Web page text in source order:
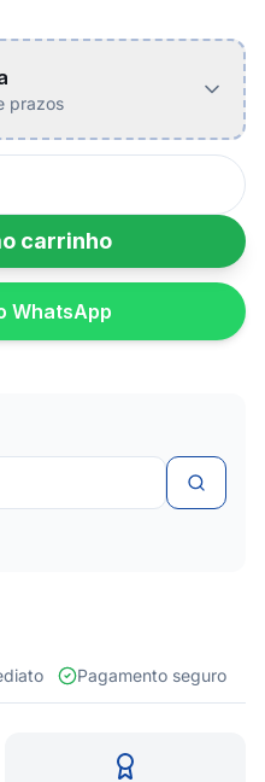
prazos
carrinho
WhatsApp
Pagamento seguro